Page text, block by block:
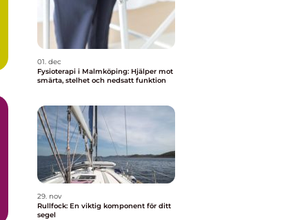
01. dec
Fysioterapi i Malmköping: Hjälper mot
smärta, stelhet och nedsatt funktion
29. nov
Rullfock: En viktig komponent för ditt
segel